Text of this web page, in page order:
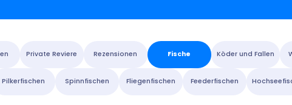
Blog
Private Reviere Rezensionen Fische Köder und Fallen
Pilkerfischen Spinnfischen Fliegenfischen Feederfischen